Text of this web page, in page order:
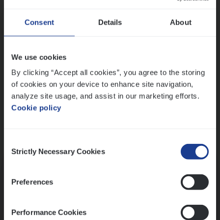
Consent Details About
We use cookies
By clicking “Accept all cookies”, you agree to the storing
of cookies on your device to enhance site navigation,
analyze site usage, and assist in our marketing efforts.
Cookie policy
Selection
Strictly Necessary Cookies
Preferences
Performance Cookies
Ons sollicitatieproces